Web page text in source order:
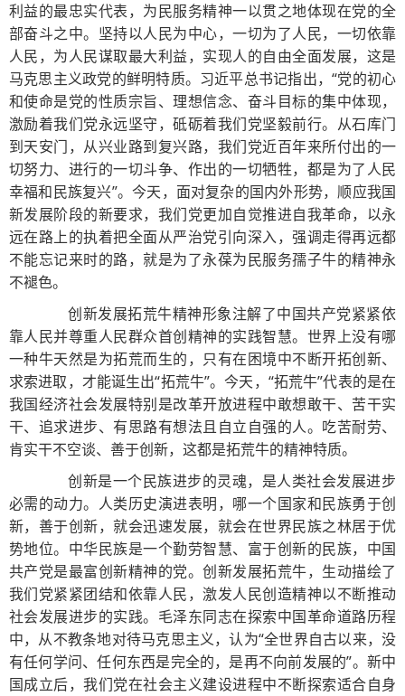
利益的最忠实代表，为民服务精神一以贯之地体现在党的全
部奋斗之中。坚持以人民为中心，一切为了人民，一切依靠
人民，为人民谋取最大利益，实现人的自由全面发展，这是
马克思主义政党的鲜明特质。习近平总书记指出，“党的初心
和使命是党的性质宗旨、理想信念、奋斗目标的集中体现，
激励着我们党永远坚守，砥砺着我们党坚毅前行。从石库门
到天安门，从兴业路到复兴路，我们党近百年来所付出的一
切努力、进行的一切斗争、作出的一切牺牲，都是为了人民
幸福和民族复兴”。今天，面对复杂的国内外形势，顺应我国
新发展阶段的新要求，我们党更加自觉推进自我革命，以永
远在路上的执着把全面从严治党引向深入，强调走得再远都
不能忘记来时的路，就是为了永葆为民服务孺子牛的精神永
不褪色。
创新发展拓荒牛精神形象注解了中国共产党紧紧依
靠人民并尊重人民群众首创精神的实践智慧。世界上没有哪
一种牛天然是为拓荒而生的，只有在困境中不断开拓创新、
求索进取，才能诞生出“拓荒牛”。今天，“拓荒牛”代表的是在
我国经济社会发展特别是改革开放进程中敢想敢干、苦干实
干、追求进步、有思路有想法且自立自强的人。吃苦耐劳、
肯实干不空谈、善于创新，这都是拓荒牛的精神特质。
创新是一个民族进步的灵魂，是人类社会发展进步
必需的动力。人类历史演进表明，哪一个国家和民族勇于创
新，善于创新，就会迅速发展，就会在世界民族之林居于优
势地位。中华民族是一个勤劳智慧、富于创新的民族，中国
共产党是最富创新精神的党。创新发展拓荒牛，生动描绘了
我们党紧紧团结和依靠人民，激发人民创造精神以不断推动
社会发展进步的实践。毛泽东同志在探索中国革命道路历程
中，从不教条地对待马克思主义，认为“全世界自古以来，没
有任何学问、任何东西是完全的，是再不向前发展的”。新中
国成立后，我们党在社会主义建设进程中不断探索适合自身